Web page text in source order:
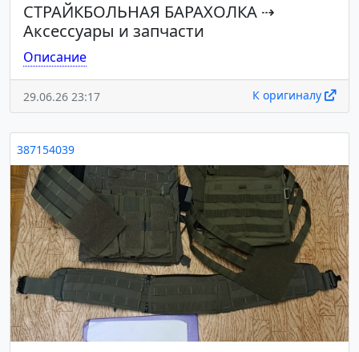
СТРАЙКБОЛЬНАЯ БАРАХОЛКА ⇢
Аксессуары и запчасти
Описание
29.06.26 23:17 К оригиналу
387154039